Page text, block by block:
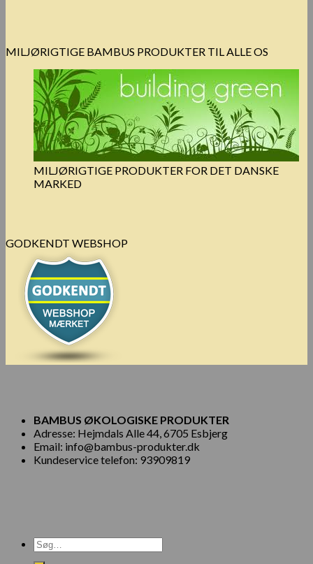
MILJØRIGTIGE BAMBUS PRODUKTER TIL ALLE OS
MILJØRIGTIGE PRODUKTER FOR DET DANSKE
MARKED
GODKENDT WEBSHOP
BAMBUS ØKOLOGISKE PRODUKTER
Adresse: Hejmdals Alle 44, 6705 Esbjerg
Email: info@bambus-produkter.dk
Kundeservice telefon: 93909819
Søg
efter: